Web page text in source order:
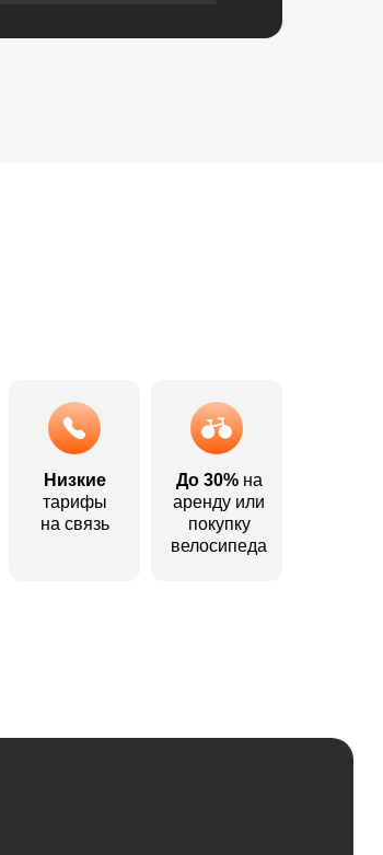
Низкие
тарифы
на связь
До 30%на
аренду или
покупку
велосипеда